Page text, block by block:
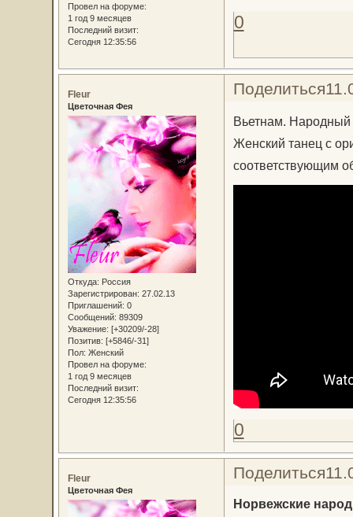
Провел на форуме:
1 год 9 месяцев
Последний визит:
Сегодня 12:35:56
0
Поделиться
Fleur
Цветочная Фея
Откуда: Россия
Зарегистрирован: 27.02.13
Приглашений: 0
Сообщений: 89309
Уважение: [+30209/-28]
Позитив: [+5846/-31]
Пол: Женский
Провел на форуме:
1 год 9 месяцев
Последний визит:
Сегодня 12:35:56
Вьетнам. Народный
Женский танец с
соответствующим
0
Поделиться
Fleur
Цветочная Фея
Норвежские